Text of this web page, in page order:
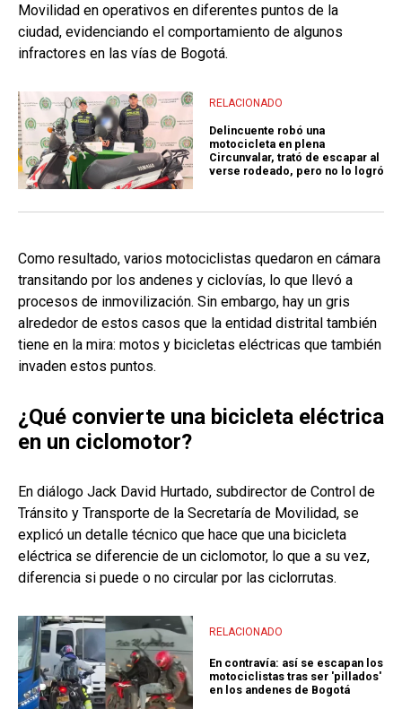
Movilidad en operativos en diferentes puntos de la
ciudad, evidenciando el comportamiento de algunos
infractores en las vías de Bogotá.
RELACIONADO
Delincuente robó una
motocicleta en plena
Circunvalar, trató de escapar al
verse rodeado, pero no lo logró
Como resultado, varios motociclistas quedaron en cámara
transitando por los andenes y ciclovías, lo que llevó a
procesos de inmovilización. Sin embargo, hay un gris
alrededor de estos casos que la entidad distrital también
tiene en la mira: motos y bicicletas eléctricas que también
invaden estos puntos.
¿Qué convierte una bicicleta eléctrica
en un ciclomotor?
En diálogo Jack David Hurtado, subdirector de Control de
Tránsito y Transporte de la Secretaría de Movilidad, se
explicó un detalle técnico que hace que una bicicleta
eléctrica se diferencie de un ciclomotor, lo que a su vez,
diferencia si puede o no circular por las ciclorrutas.
RELACIONADO
En contravía: así se escapan los
motociclistas tras ser 'pillados'
en los andenes de Bogotá